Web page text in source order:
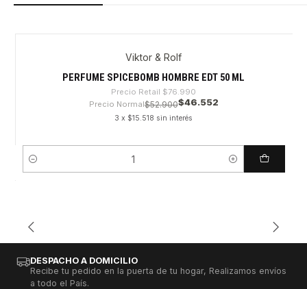
Viktor & Rolf
PERFUME SPICEBOMB HOMBRE EDT 50 ML
Precio Retail $76.990
Precio Normal$52.900$46.552
3 x $15.518 sin interés
Cantidad
DESPACHO A DOMICILIO
Recibe tu pedido en la puerta de tu hogar, Realizamos envíos
a todo el País.